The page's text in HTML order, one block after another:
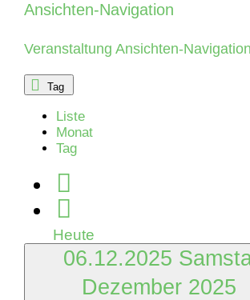
Veranstaltungen
für
Samstag,
6.
Dezember
2025
Ansichten-Navigation
Veranstaltung Ansichten-Navigation
Tag
Liste
Monat
Tag
Heute
06.12.2025
Dezember 2025